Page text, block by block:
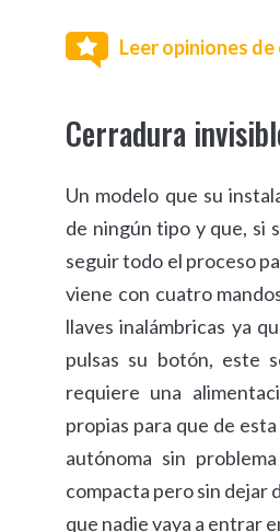
Leer opiniones
Cerradura
Un modelo que su
de ningún tipo y que, si
seguir todo el proceso
viene con cuatro
llaves inalámbricas ya
pulsas su botón, este
requiere una
propias para que de
autónoma sin
compacta pero sin dejar
que nadie vaya a entrar